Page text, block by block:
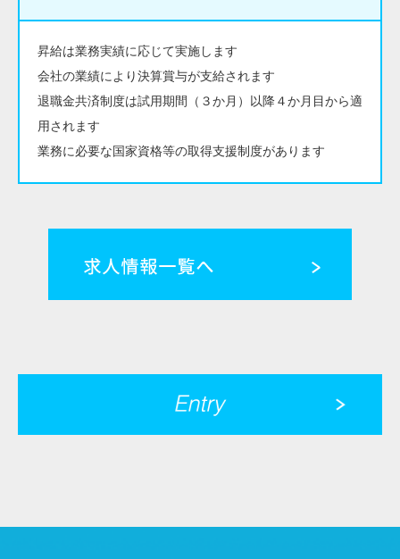
昇給は業務実績に応じて実施します
会社の業績により決算賞与が支給されます
退職金共済制度は試用期間（３か月）以降４か月目から適
用されます
業務に必要な国家資格等の取得支援制度があります